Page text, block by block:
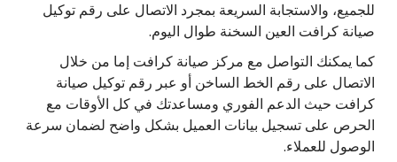
للجميع، والاستجابة السريعة بمجرد الاتصال على رقم توكيل
صيانة كرافت العين السخنة طوال اليوم.
كما يمكنك التواصل مع مركز صيانة كرافت إما من خلال
الاتصال على رقم الخط الساخن أو عبر رقم توكيل صيانة
كرافت حيث الدعم الفوري ومساعدتك في كل الأوقات مع
الحرص على تسجيل بيانات العميل بشكل واضح لضمان سرعة
الوصول للعملاء.